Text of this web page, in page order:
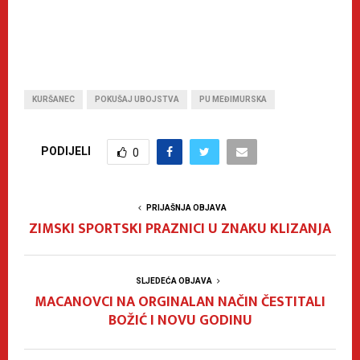
KURŠANEC POKUŠAJ UBOJSTVA PU MEĐIMURSKA
PODIJELI 0
PRIJAŠNJA OBJAVA
ZIMSKI SPORTSKI PRAZNICI U ZNAKU KLIZANJA
SLJEDEĆA OBJAVA
MACANOVCI NA ORGINALAN NAČIN ČESTITALI
BOŽIĆ I NOVU GODINU